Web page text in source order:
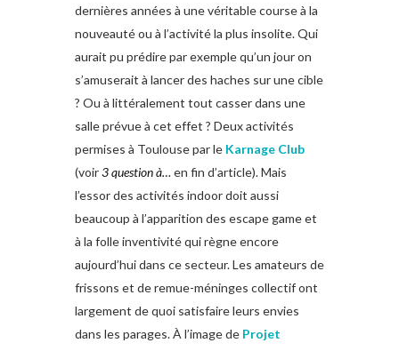
dernières années à une véritable course à la
nouveauté ou à l’activité la plus insolite. Qui
aurait pu prédire par exemple qu’un jour on
s’amuserait à lancer des haches sur une cible
? Ou à littéralement tout casser dans une
salle prévue à cet effet ? Deux activités
permises à Toulouse par le Karnage Club
(voir3 question à… en fin d’article). Mais
l’essor des activités indoor doit aussi
beaucoup à l’apparition des escape game et
à la folle inventivité qui règne encore
aujourd’hui dans ce secteur. Les amateurs de
frissons et de remue-méninges collectif ont
largement de quoi satisfaire leurs envies
dans les parages. À l’image de Projet